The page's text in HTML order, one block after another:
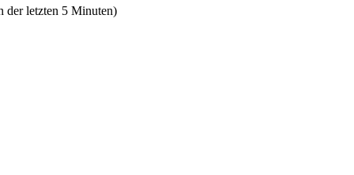
der letzten 5 Minuten)